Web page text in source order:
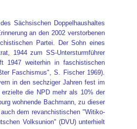
Sächsischen Doppelhaushaltes
an den 2002 verstorbenen
Partei. Der Sohn eines
1944 zum SS-Untersturmführer
1947 weiterhin in faschistischen
Faschismus", S. Fischer 1969).
in den sechziger Jahren fest im
die NPD mehr als 10% der
wohnende Bachmann, zu dieser
dem revanchistischen "Witiko-
Volksunion" (DVU) unterhielt